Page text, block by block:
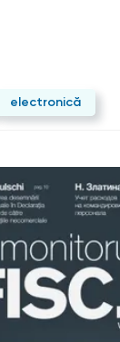
electronică